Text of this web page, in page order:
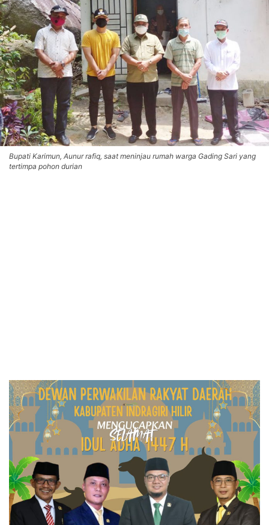
Bupati Karimun, Aunur rafiq, saat meninjau rumah warga Gading Sari yang
tertimpa pohon durian